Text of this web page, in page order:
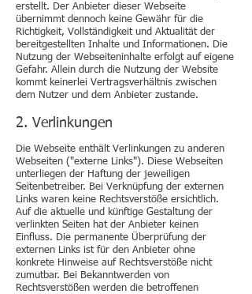
erstellt. Der Anbieter dieser Webseite
übernimmt dennoch keine Gewähr für die
Richtigkeit, Vollständigkeit und Aktualität der
bereitgestellten Inhalte und Informationen. Die
Nutzung der Webseiteninhalte erfolgt auf eigene
Gefahr. Allein durch die Nutzung der Website
kommt keinerlei Vertragsverhältnis zwischen
dem Nutzer und dem Anbieter zustande.
2. Verlinkungen
Die Webseite enthält Verlinkungen zu anderen
Webseiten ("externe Links"). Diese Webseiten
unterliegen der Haftung der jeweiligen
Seitenbetreiber. Bei Verknüpfung der externen
Links waren keine Rechtsverstöße ersichtlich.
Auf die aktuelle und künftige Gestaltung der
verlinkten Seiten hat der Anbieter keinen
Einfluss. Die permanente Überprüfung der
externen Links ist für den Anbieter ohne
konkrete Hinweise auf Rechtsverstöße nicht
zumutbar. Bei Bekanntwerden von
Rechtsverstößen werden die betroffenen